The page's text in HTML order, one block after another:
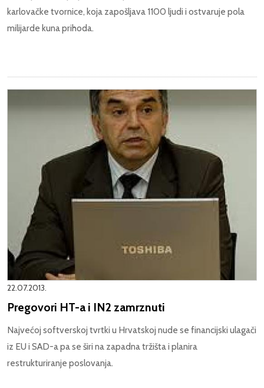
karlovačke tvornice, koja zapošljava 1100 ljudi i ostvaruje pola
milijarde kuna prihoda.
22.07.2013.
Pregovori HT-a i IN2 zamrznuti
Najvećoj softverskoj tvrtki u Hrvatskoj nude se financijski ulagači
iz EU i SAD-a pa se širi na zapadna tržišta i planira
restrukturiranje poslovanja.